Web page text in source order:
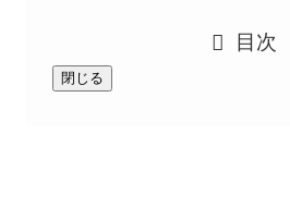
目次
閉じる